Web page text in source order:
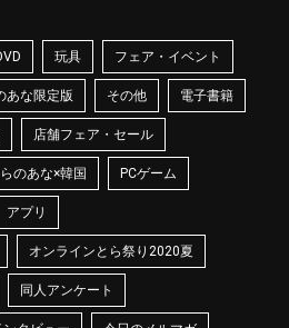
玩具 フェア・イベント
あな限定版 その他 電子書籍
店舗フェア・セール
のあな×韓国 PCゲーム
アプリ
オンラインとら祭り2020夏
同人アンケート